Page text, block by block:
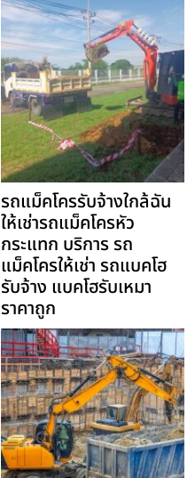
รถแม็คโครรับจ้างใกล้ฉัน
ให้เช่ารถแม็คโครหัว
กระแทก บริการ รถ
แม็คโครให้เช่า รถแบคโฮ
รับจ้าง แบคโฮรับเหมา
ราคาถูก